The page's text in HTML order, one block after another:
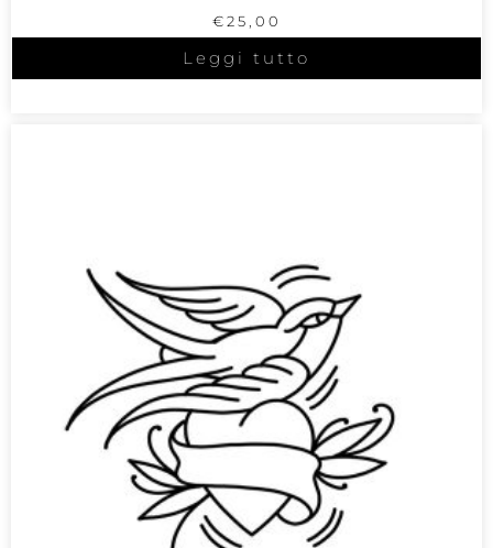
€25,00
Leggi tutto